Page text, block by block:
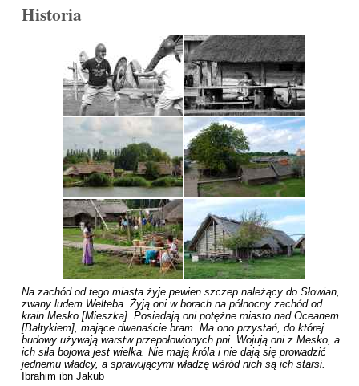
Historia
Na zachód od tego miasta żyje pewien szczep należący do Słowian,
zwany ludem Welteba. Żyją oni w borach na północny zachód od
krain Mesko [Mieszka]. Posiadają oni potężne miasto nad Oceanem
[Bałtykiem], mające dwanaście bram. Ma ono przystań, do której
budowy używają warstw przepołowionych pni. Wojują oni z Mesko, a
ich siła bojowa jest wielka. Nie mają króla i nie dają się prowadzić
jednemu władcy, a sprawującymi władzę wśród nich są ich starsi.
Ibrahim ibn Jakub